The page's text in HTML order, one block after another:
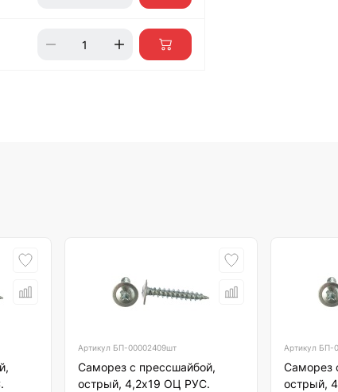
Артикул БП-00002409шт
Саморез с прессшайбой,
острый, 4,2х19 ОЦ РУС.
Артикул БП-
Саморез
острый,